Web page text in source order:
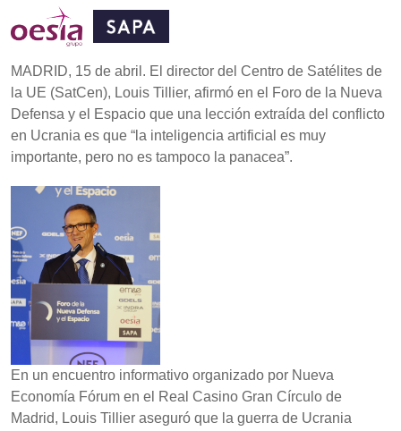
MADRID, 15 de abril. El director del Centro de Satélites de
la UE (SatCen), Louis Tillier, afirmó en el Foro de la Nueva
Defensa y el Espacio que una lección extraída del conflicto
en Ucrania es que “la inteligencia artificial es muy
importante, pero no es tampoco la panacea”.
En un encuentro informativo organizado por Nueva
Economía Fórum en el Real Casino Gran Círculo de
Madrid, Louis Tillier aseguró que la guerra de Ucrania